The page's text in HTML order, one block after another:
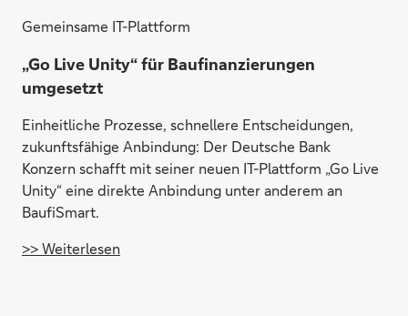
Gemeinsame IT-Plattform
„Go Live Unity“ für Baufinanzierungen
umgesetzt
Einheitliche Prozesse, schnellere Entscheidungen,
zukunftsfähige Anbindung: Der Deutsche Bank
Konzern schafft mit seiner neuen IT-Plattform „Go Live
Unity“ eine direkte Anbindung unter anderem an
BaufiSmart.
>> Weiterlesen